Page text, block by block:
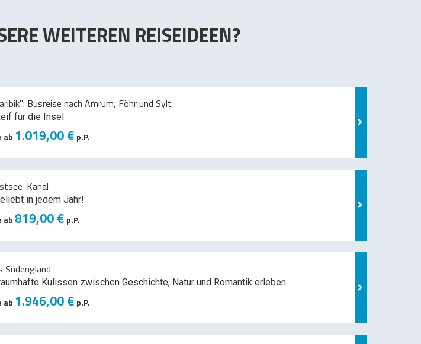
WEITEREN REISEIDEEN?
Busreise nach Amrum, Föhr und Sylt
für die Insel
ab 1.019,00 € p.P.
Kanal
in jedem Jahr!
ab 819,00 € p.P.
Südengland
Kulissen zwischen Geschichte, Natur und Romantik erleben
ab 1.946,00 € p.P.